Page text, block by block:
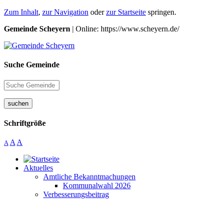
Zum Inhalt, zur Navigation oderzur Startseite springen.
Gemeinde Scheyern | Online: https://www.scheyern.de/
Suche Gemeinde
suchen
Schriftgröße
A A A
Aktuelles
Amtliche Bekanntmachungen
Kommunalwahl 2026
Verbesserungsbeitrag